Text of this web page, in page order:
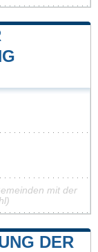
mit der
DER